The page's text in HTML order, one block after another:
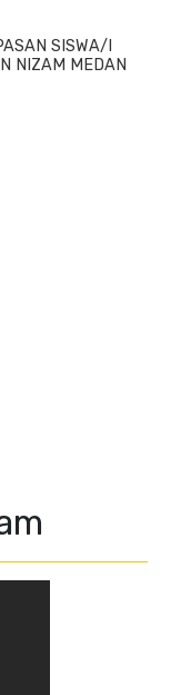
SISWA/I
NIZAM MEDAN